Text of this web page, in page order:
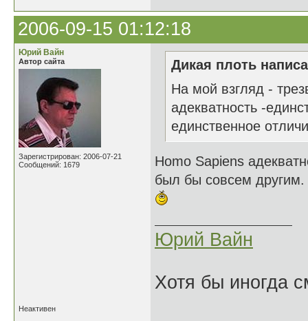
2006-09-15 01:12:18
Юрий Вайн
Автор сайта
Зарегистрирован: 2006-07-21
Сообщений: 1679
Дикая плоть
На мой взгляд -
адекватность -
единственное
Homo Sapiens
был бы совсем другим.
Юрий Вайн
Хотя бы иногда
Неактивен